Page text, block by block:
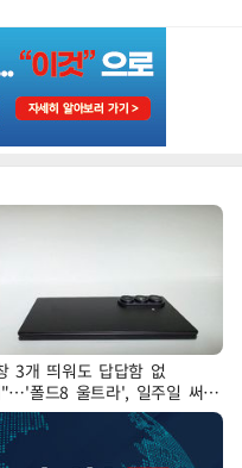
3개 띄워도 답답함 없
폴드8 울트라', 일주일 써보